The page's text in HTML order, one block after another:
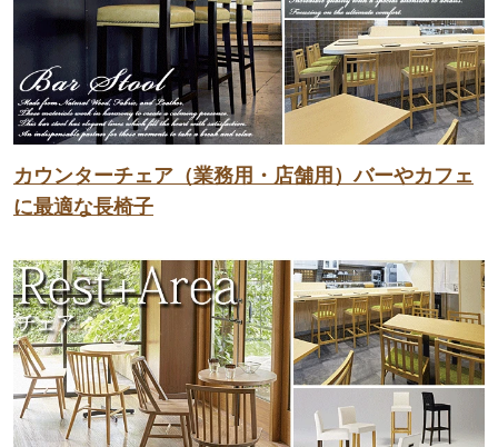
カウンターチェア（業務用・店舗用）バーやカフェ
に最適な長椅子